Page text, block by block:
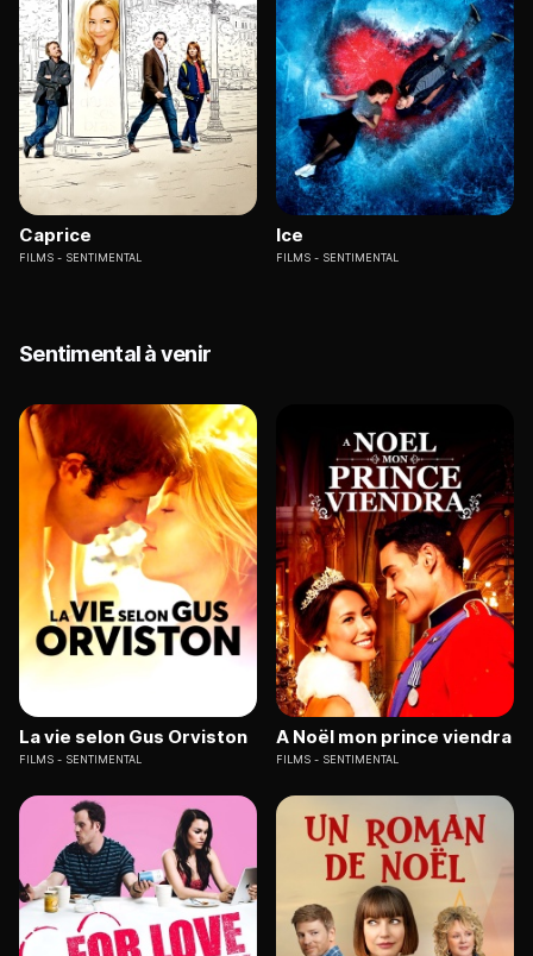
Caprice
FILMS SENTIMENTAL
Ice
FILMS SENTIMENTAL
Sentimental à venir
La vie selon Gus Orviston
FILMS SENTIMENTAL
A Noël mon prince viendra
FILMS SENTIMENTAL